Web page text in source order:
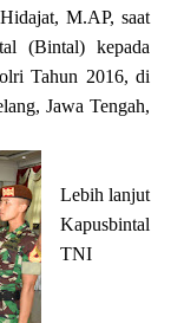
M.AP, saat
(Bintal) kepada
Tahun 2016, di
Jawa Tengah,
Lebih lanjut
Kapusbintal
TNI